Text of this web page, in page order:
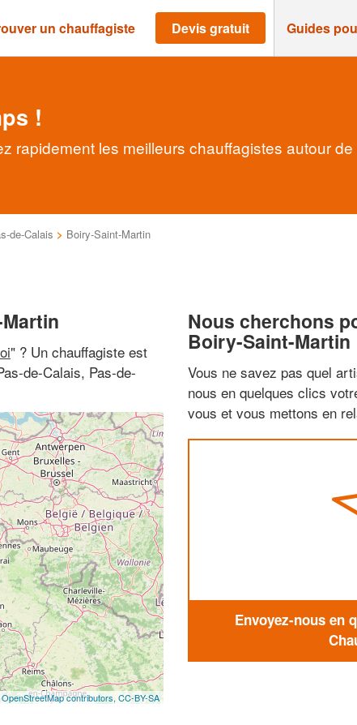
un chauffagiste Devis gratuit Guides
!
rapidement les meilleurs chauffagistes autour de
de-Calais > Boiry-Saint-Martin
" ? Un chauffagiste est
de-Calais, Pas-de-
OpenStreetMap contributors, CC-BY-SA
Nous cherchons
Boiry-Saint-Martin
Vous ne savez pas quel
nous en quelques clics
vous et vous mettons en
Envoyez-nous en